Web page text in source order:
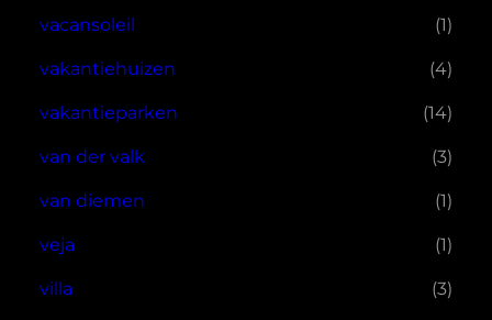
vacansoleil (1)
vakantiehuizen (4)
vakantieparken (14)
van der valk (3)
van diemen (1)
veja (1)
villa (3)